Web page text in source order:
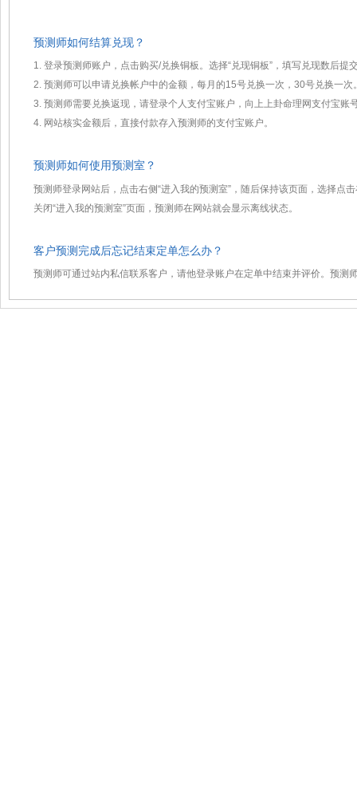
预测师如何结算兑现？
1. 登录预测师账户，点击购买/兑换铜板。选择“兑现铜板”，填写兑现数后提
2. 预测师可以申请兑换帐户中的金额，每月的15号兑换一次，30号兑换一次
3. 预测师需要兑换返现，请登录个人支付宝账户，向上上卦命理网支付宝
4. 网站核实金额后，直接付款存入预测师的支付宝账户。
预测师如何使用预测室？
预测师登录网站后，点击右侧“进入我的预测室”，随后保持该页面，选择
关闭“进入我的预测室”页面，预测师在网站就会显示离线状态。
客户预测完成后忘记结束定单怎么办？
预测师可通过站内私信联系客户，请他登录账户在定单中结束并评价。预